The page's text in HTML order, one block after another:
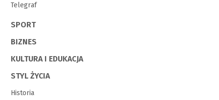
Telegraf
SPORT
BIZNES
KULTURA I EDUKACJA
STYL ŻYCIA
Historia